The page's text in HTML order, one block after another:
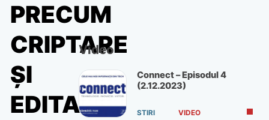
PRECUM
CRIPTARE
ȘI
EDITARE
Video
Connect – Episodul 4
(2.12.2023)
STIRI VIDEO